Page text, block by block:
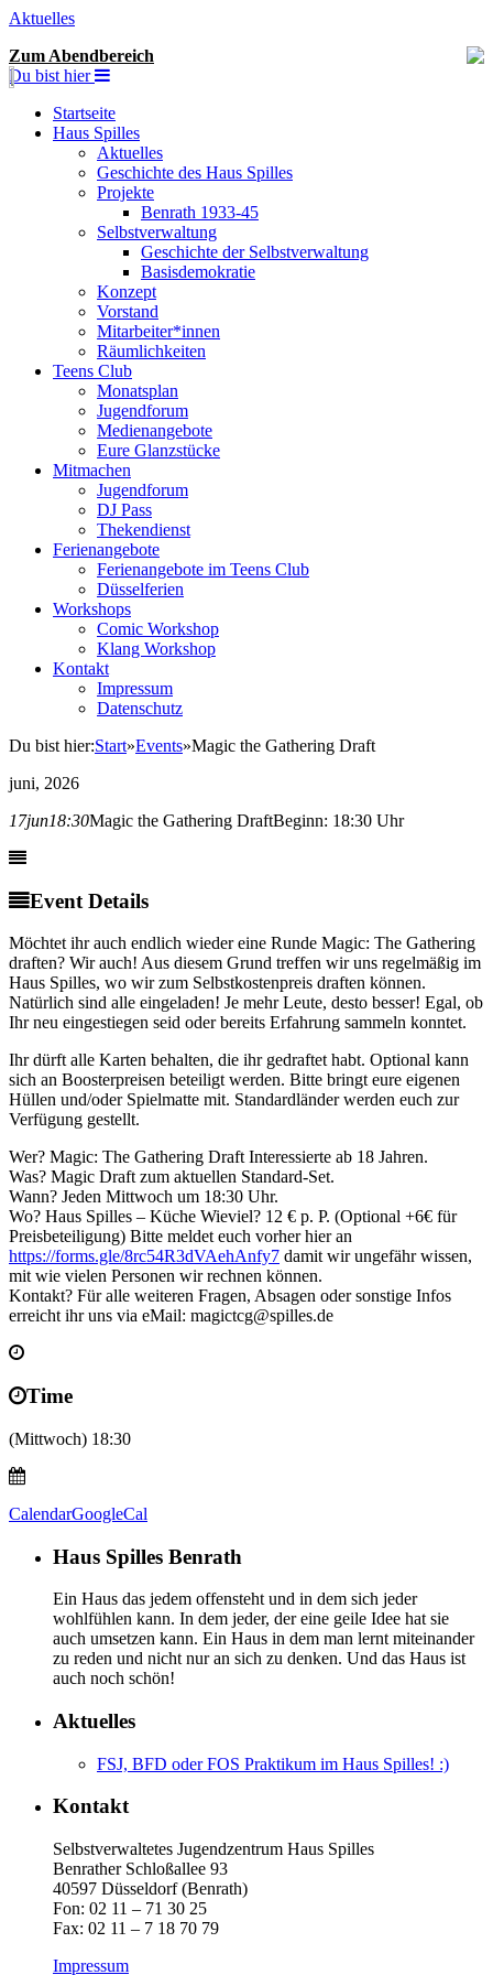
Aktuelles
Zum Abendbereich
Du bist hier
Startseite
Haus Spilles
Aktuelles
Geschichte des Haus Spilles
Projekte
Benrath 1933-45
Selbstverwaltung
Geschichte der Selbstverwaltung
Basisdemokratie
Konzept
Vorstand
Mitarbeiter*innen
Räumlichkeiten
Teens Club
Monatsplan
Jugendforum
Medienangebote
Eure Glanzstücke
Mitmachen
Jugendforum
DJ Pass
Thekendienst
Ferienangebote
Ferienangebote im Teens Club
Düsselferien
Workshops
Comic Workshop
Klang Workshop
Kontakt
Impressum
Datenschutz
Du bist hier:Start»Events»Magic the Gathering Draft
juni, 2026
17jun18:30Magic the Gathering DraftBeginn: 18:30 Uhr
Event Details
Möchtet ihr auch endlich wieder eine Runde Magic: The Gathering
draften? Wir auch! Aus diesem Grund treffen wir uns regelmäßig im
Haus Spilles, wo wir zum Selbstkostenpreis draften können.
Natürlich sind alle eingeladen! Je mehr Leute, desto besser! Egal, ob
Ihr neu eingestiegen seid oder bereits Erfahrung sammeln konntet.
Ihr dürft alle Karten behalten, die ihr gedraftet habt. Optional kann
sich an Boosterpreisen beteiligt werden. Bitte bringt eure eigenen
Hüllen und/oder Spielmatte mit. Standardländer werden euch zur
Verfügung gestellt.
Wer? Magic: The Gathering Draft Interessierte ab 18 Jahren.
Was? Magic Draft zum aktuellen Standard-Set.
Wann? Jeden Mittwoch um 18:30 Uhr.
Wo? Haus Spilles – Küche Wieviel? 12 € p. P. (Optional +6€ für
Preisbeteiligung) Bitte meldet euch vorher hier an
https://forms.gle/8rc54R3dVAehAnfy7 damit wir ungefähr wissen,
mit wie vielen Personen wir rechnen können.
Kontakt? Für alle weiteren Fragen, Absagen oder sonstige Infos
erreicht ihr uns via eMail: magictcg@spilles.de
Time
(Mittwoch) 18:30
CalendarGoogleCal
Haus Spilles Benrath
Ein Haus das jedem offensteht und in dem sich jeder
wohlfühlen kann. In dem jeder, der eine geile Idee hat sie
auch umsetzen kann. Ein Haus in dem man lernt miteinander
zu reden und nicht nur an sich zu denken. Und das Haus ist
auch noch schön!
Aktuelles
FSJ, BFD oder FOS Praktikum im Haus Spilles! :)
Kontakt
Selbstverwaltetes Jugendzentrum Haus Spilles
Benrather Schloßallee 93
40597 Düsseldorf (Benrath)
Fon: 02 11 – 71 30 25
Fax: 02 11 – 7 18 70 79
Impressum